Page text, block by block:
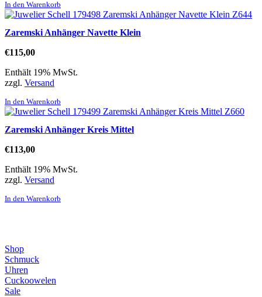
In den Warenkorb
Zaremski Anhänger Navette Klein
€115,00
Enthält 19% MwSt.
zzgl. Versand
In den Warenkorb
Zaremski Anhänger Kreis Mittel
€113,00
Enthält 19% MwSt.
zzgl. Versand
In den Warenkorb
Shop
Schmuck
Uhren
Cuckoowelen
Sale